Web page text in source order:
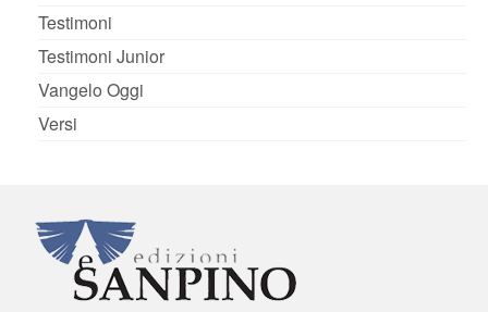
Testimoni
Testimoni Junior
Vangelo Oggi
Versi